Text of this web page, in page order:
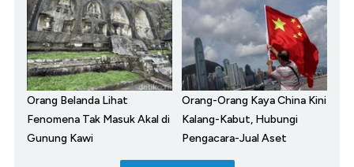
Orang Belanda Lihat
Fenomena Tak Masuk Akal di
Gunung Kawi
Orang-Orang Kaya China Kini
Kalang-Kabut, Hubungi
Pengacara-Jual Aset